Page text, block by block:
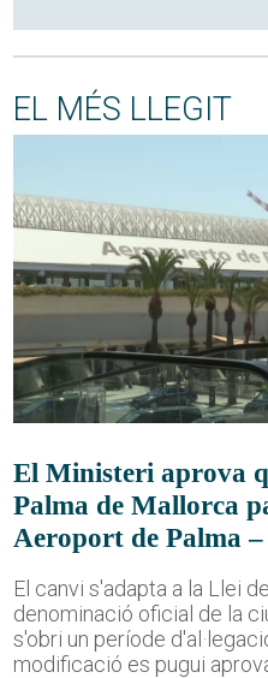
EL MÉS LLEGIT
El Ministeri aprova
Palma de Mallorca
Aeroport de Palma
El canvi s'adapta a la Llei
denominació oficial de la
s'obri un període
modificació es pugui